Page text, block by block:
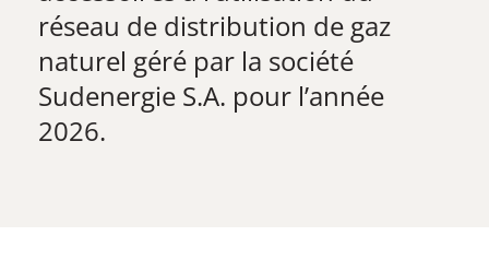
réseau de distribution de gaz
naturel géré par la société
Sudenergie S.A. pour l’année
2026.